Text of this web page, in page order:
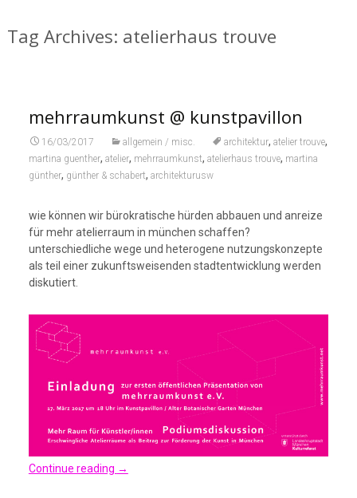
Tag Archives: atelierhaus trouve
mehrraumkunst @ kunstpavillon
16/03/2017 allgemein / misc. architektur, atelier trouve,
martina guenther, atelier, mehrraumkunst, atelierhaus trouve, martina
günther, günther & schabert, architekturusw
wie können wir bürokratische hürden abbauen und anreize
für mehr atelierraum in münchen schaffen?
unterschiedliche wege und heterogene nutzungskonzepte
als teil einer zukunftsweisenden stadtentwicklung werden
diskutiert.
Continue reading →